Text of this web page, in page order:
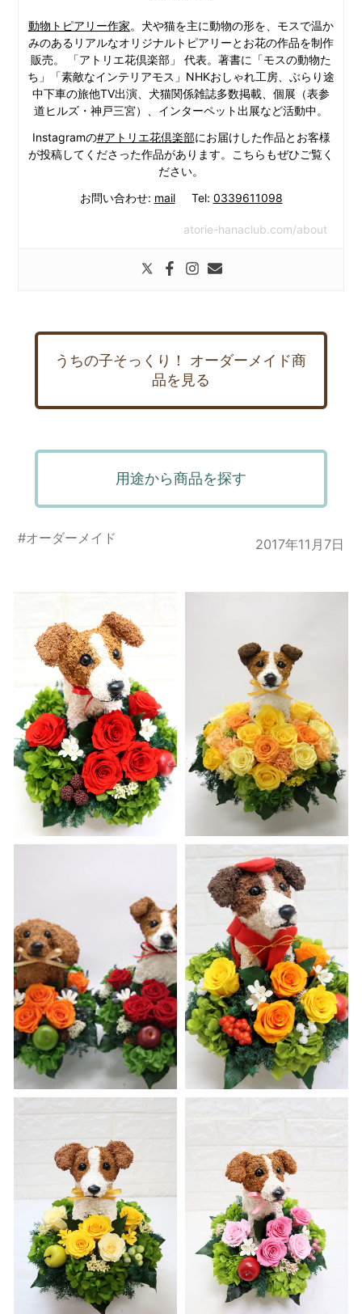
動物トピアリー作家。犬や猫を主に動物の形を、モスで温か
みのあるリアルなオリジナルトピアリーとお花の作品を制作
販売。 「アトリエ花倶楽部」 代表。著書に「モスの動物た
ち」「素敵なインテリアモス」NHKおしゃれ工房、ぶらり途
中下車の旅他TV出演、犬猫関係雑誌多数掲載、個展（表参
道ヒルズ・神戸三宮）、インターペット出展など活動中。
Instagramの#アトリエ花倶楽部にお届けした作品とお客様
が投稿してくださった作品があります。こちらもぜひご覧く
ださい。
お問い合わせ: mailTel: 0339611098
atorie-hanaclub.com/about
うちの子そっくり！ オーダーメイド商
品を見る
用途から商品を探す
#オーダーメイド 2017年11月7日